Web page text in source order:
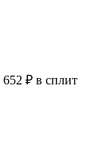
652 ₽ в сплит